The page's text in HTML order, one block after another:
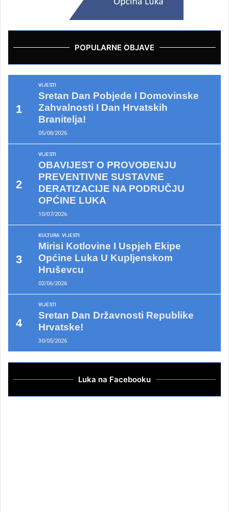
POPULARNE OBJAVE
VIJESTI
Sretan Dan Pobjede I Domovinske
Zahvalnosti I Dan Hrvatskih
Branitelja!
05/08/2026
VIJESTI
OBAVIJEST O PROVOĐENJU
PREVENTIVNE SUSTAVNE
DERATIZACIJE NA PODRUČJU
OPĆINE LUKA
10/07/2026
KULTURA VIJESTI
Mirisi Kotlovine I Uspjeh Ekipe
Općine Luka U Kupljenskom
Hruševcu
02/06/2026
VIJESTI
Sretan Dan Državnosti Republike
Hrvatske!
30/05/2026
Luka na Facebooku